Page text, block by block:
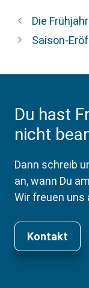
Die
Saison-
Du hast
nicht
Dann schreib
an, wann Du
Wir freuen uns
Kontakt